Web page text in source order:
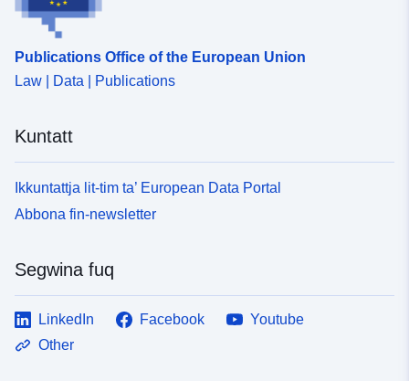
Publications Office of the European Union
Law | Data | Publications
Kuntatt
Ikkuntattja lit-tim ta’ European Data Portal
Abbona fin-newsletter
Segwina fuq
LinkedIn Facebook
Youtube
Other